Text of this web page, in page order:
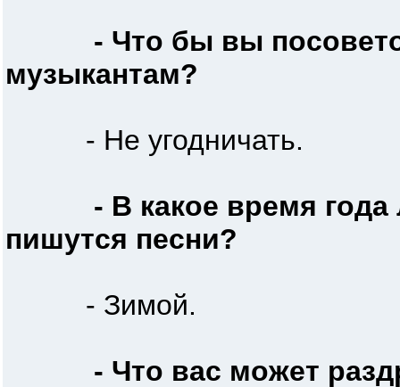
- Что бы вы
музыкантам?
- Не угодничать.
- В какое время
пишутся песни?
- Зимой.
- Что вас может